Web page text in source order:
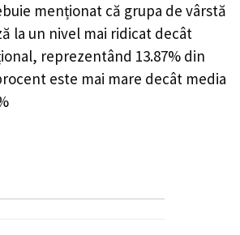
menționat că grupa de vârstă
la un nivel mai ridicat decât
reprezentând 13.87% din
este mai mare decât media